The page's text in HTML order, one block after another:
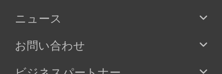
ニュース
お問い合わせ